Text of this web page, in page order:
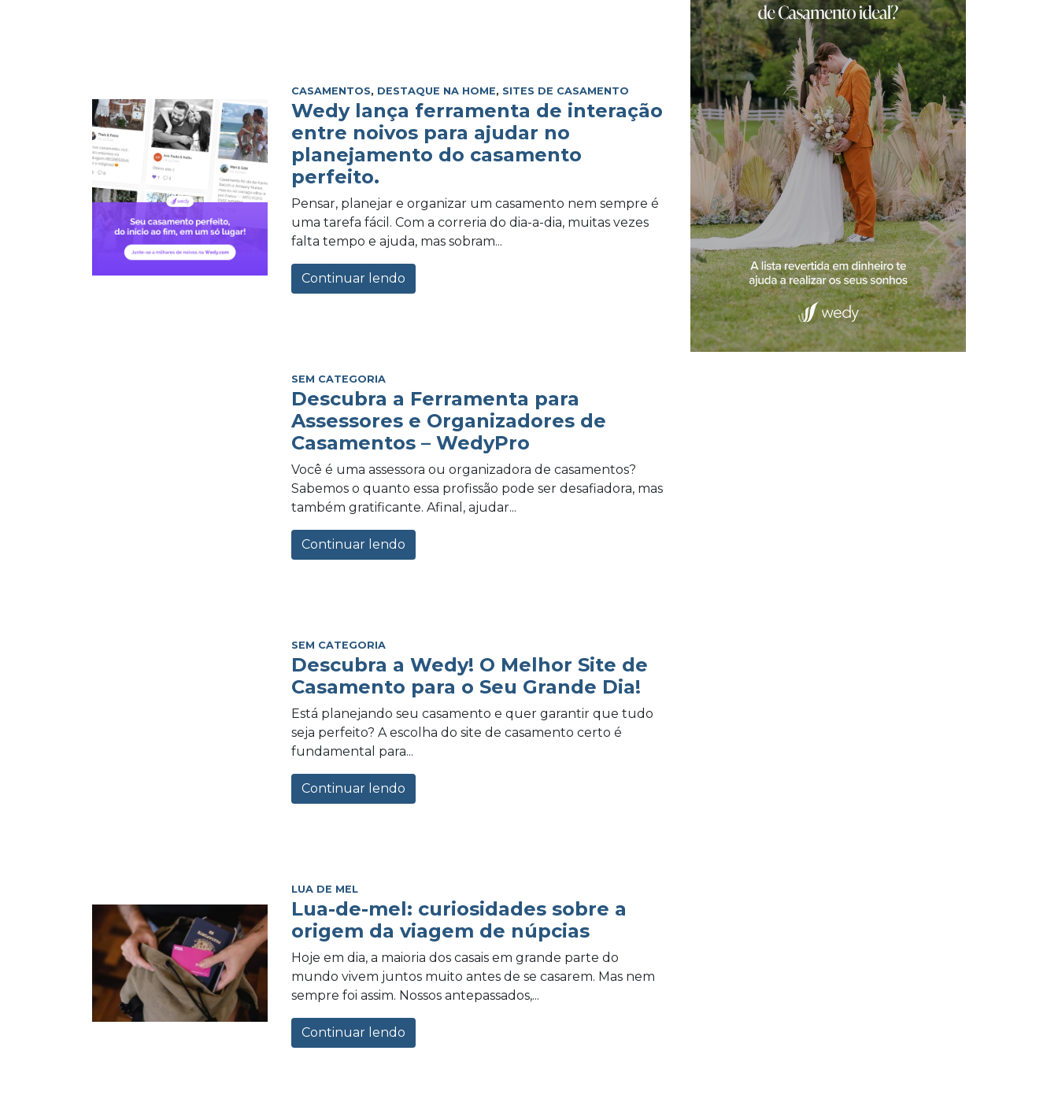
CASAMENTOS, DESTAQUE NA HOME, SITES DE CASAMENTO
Wedy lança ferramenta de interação
entre noivos para ajudar no
planejamento do casamento
perfeito.
Pensar, planejar e organizar um casamento nem sempre é
uma tarefa fácil. Com a correria do dia-a-dia, muitas vezes
falta tempo e ajuda, mas sobram...
Continuar lendo
SEM CATEGORIA
Descubra a Ferramenta para
Assessores e Organizadores de
Casamentos – WedyPro
Você é uma assessora ou organizadora de casamentos?
Sabemos o quanto essa profissão pode ser desafiadora, mas
também gratificante. Afinal, ajudar...
Continuar lendo
SEM CATEGORIA
Descubra a Wedy! O Melhor Site de
Casamento para o Seu Grande Dia!
Está planejando seu casamento e quer garantir que tudo
seja perfeito? A escolha do site de casamento certo é
fundamental para...
Continuar lendo
LUA DE MEL
Lua-de-mel: curiosidades sobre a
origem da viagem de núpcias
Hoje em dia, a maioria dos casais em grande parte do
mundo vivem juntos muito antes de se casarem. Mas nem
sempre foi assim. Nossos antepassados,...
Continuar lendo